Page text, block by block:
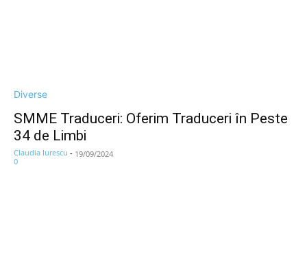
Diverse
SMME Traduceri: Oferim Traduceri în Peste
34 de Limbi
Claudia Iurescu - 19/09/2024
0